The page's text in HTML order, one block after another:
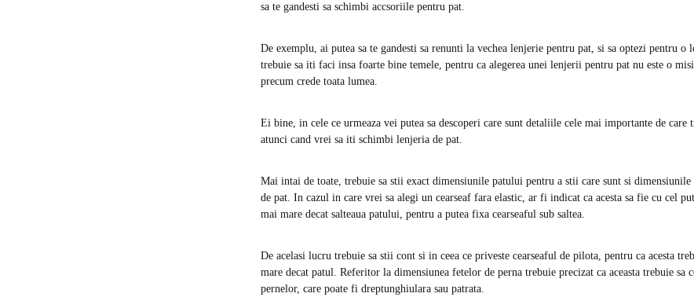
sa te gandesti sa schimbi accsoriile pentru pat.
De exemplu, ai putea sa te gandesti sa renunti la vechea lenjerie pentru pat, si sa optezi pentru o
trebuie sa iti faci insa foarte bine temele, pentru ca alegerea unei lenjerii pentru pat nu este o
precum crede toata lumea.
Ei bine, in cele ce urmeaza vei putea sa descoperi care sunt detaliile cele mai importante de care
atunci cand vrei sa iti schimbi lenjeria de pat.
Mai intai de toate, trebuie sa stii exact dimensiunile patului pentru a stii care sunt si
de pat. In cazul in care vrei sa alegi un cearseaf fara elastic, ar fi indicat ca acesta sa fie cu cel
mai mare decat salteaua patului, pentru a putea fixa cearseaful sub saltea.
De acelasi lucru trebuie sa stii cont si in ceea ce priveste cearseaful de pilota, pentru ca acesta
mare decat patul. Referitor la dimensiunea fetelor de perna trebuie precizat ca aceasta trebuie sa
pernelor, care poate fi dreptunghiulara sau patrata.